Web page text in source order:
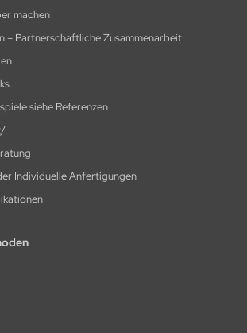
machen
– Partnerschaftliche Zusammenarbeit
siehe Referenzen
Individuelle Anfertigungen